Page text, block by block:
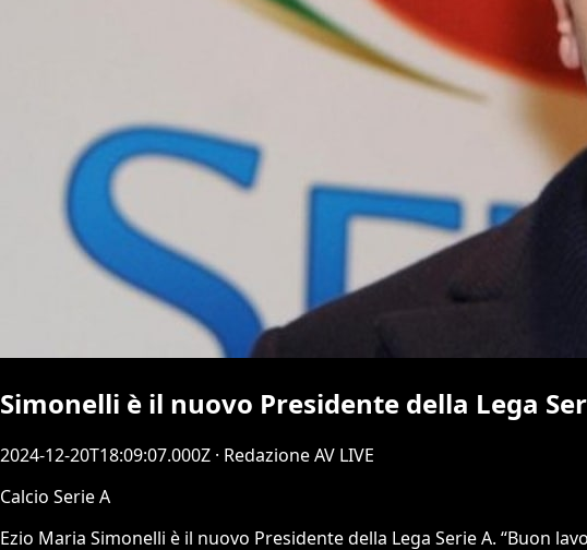
Simonelli è il nuovo Presidente della Lega
2024-12-20T18:09:07.000Z · Redazione AV LIVE
Calcio Serie A
Ezio Maria Simonelli è il nuovo Presidente della Lega Serie A. “Buon